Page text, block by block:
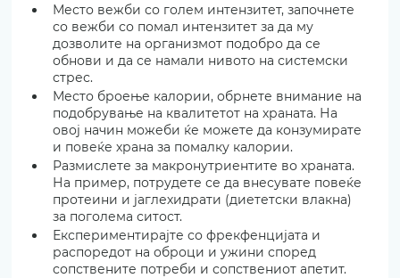
Место вежби со голем интензитет, започнете
со вежби со помал интензитет за да му
дозволите на организмот подобро да се
обнови и да се намали нивото на системски
стрес.
Место броење калории, обрнете внимание на
подобрување на квалитетот на храната. На
овој начин можеби ќе можете да конзумирате
и повеќе храна за помалку калории.
Размислете за макронутриентите во храната.
На пример, потрудете се да внесувате повеќе
протеини и јаглехидрати (диететски влакна)
за поголема ситост.
Експериментирајте со фрекфенцијата и
распоредот на оброци и ужини според
сопствените потреби и сопствениот апетит.